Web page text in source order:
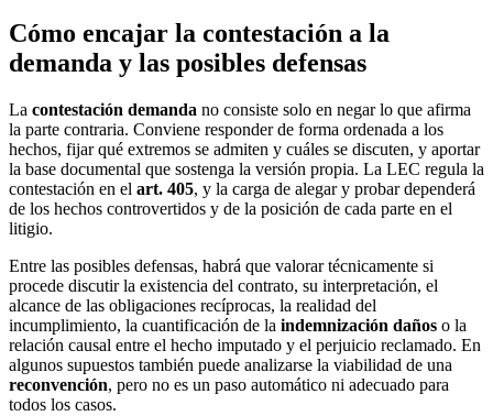
Cómo encajar la contestación a la
demanda y las posibles defensas
La contestación demanda no consiste solo en negar lo que afirma
la parte contraria. Conviene responder de forma ordenada a los
hechos, fijar qué extremos se admiten y cuáles se discuten, y aportar
la base documental que sostenga la versión propia. La LEC regula la
contestación en el art. 405, y la carga de alegar y probar dependerá
de los hechos controvertidos y de la posición de cada parte en el
litigio.
Entre las posibles defensas, habrá que valorar técnicamente si
procede discutir la existencia del contrato, su interpretación, el
alcance de las obligaciones recíprocas, la realidad del
incumplimiento, la cuantificación de la indemnización daños o la
relación causal entre el hecho imputado y el perjuicio reclamado. En
algunos supuestos también puede analizarse la viabilidad de una
reconvención, pero no es un paso automático ni adecuado para
todos los casos.